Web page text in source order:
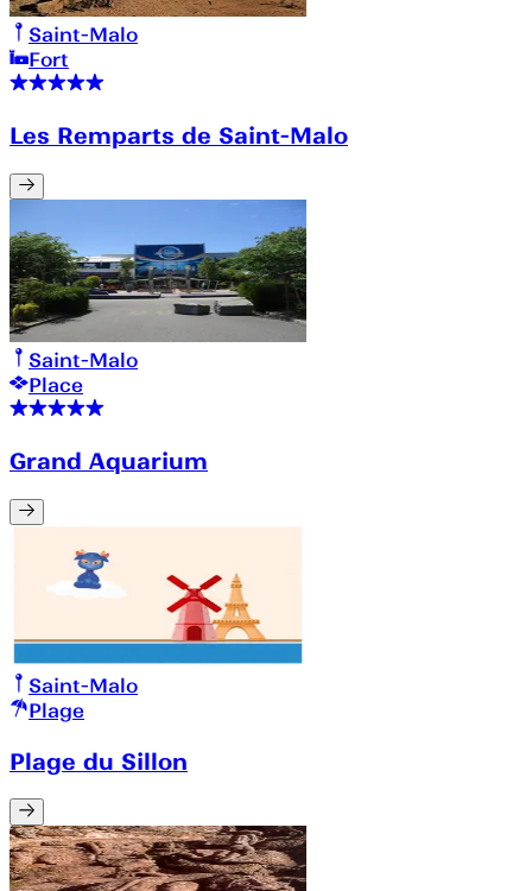
Saint-Malo
Fort
Les Remparts de Saint-Malo
Saint-Malo
Place
Grand Aquarium
Saint-Malo
Plage
Plage du Sillon